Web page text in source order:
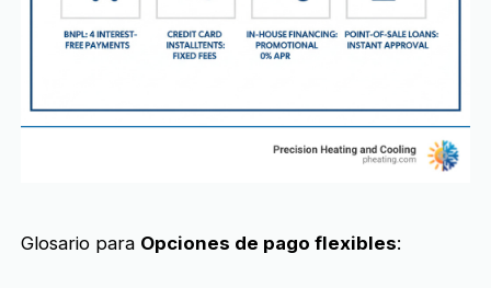
Glosario para Opciones de pago flexibles: